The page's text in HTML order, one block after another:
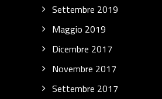
Settembre 2019
Maggio 2019
Dicembre 2017
Novembre 2017
Settembre 2017